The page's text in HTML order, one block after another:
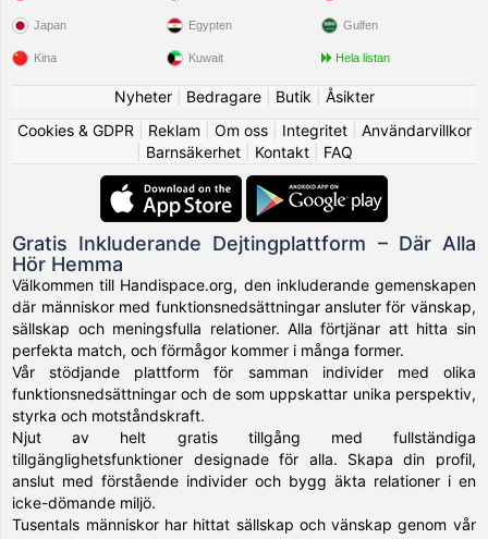
Japan
Kina
Egypten
Kuwait
Gulfen
Hela listan
Nyheter| Bedragare| Butik
Åsikter
Cookies & GDPR
Reklam Om oss| Integritet| Användarvillkor
Barnsäkerhet| Kontakt| FAQ
Gratis Inkluderande Dejtingplattform – Där Alla
Hör Hemma
Välkommen till Handispace.org, den inkluderande gemenskapen
där människor med funktionsnedsättningar ansluter för vänskap,
sällskap och meningsfulla relationer. Alla förtjänar att hitta sin
perfekta match, och förmågor kommer i många former.
Vår stödjande plattform för samman individer med olika
funktionsnedsättningar och de som uppskattar unika perspektiv,
styrka och motståndskraft.
Njut av helt gratis tillgång med fullständiga
tillgänglighetsfunktioner designade för alla. Skapa din profil,
anslut med förstående individer och bygg äkta relationer i en
icke-dömande miljö.
Tusentals människor har hittat sällskap och vänskap genom vår